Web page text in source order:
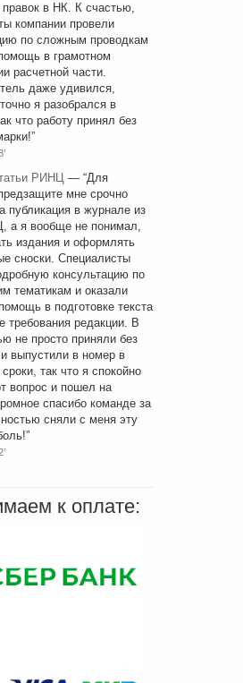
правок в НК. К счастью,
компании провели
по сложным проводкам
в грамотном
расчетной части.
даже удивился,
я разобрался в
что работу принял без
”
РИНЦ — “Для
мне срочно
публикация в журнале из
а я вообще не понимал,
издания и оформлять
сноски. Специалисты
консультацию по
тематикам и оказали
в подготовке текста
требования редакции. В
не просто приняли без
выпустили в номер в
так что я спокойно
вопрос и пошел на
спасибо команде за
сняли с меня эту
”
к оплате: